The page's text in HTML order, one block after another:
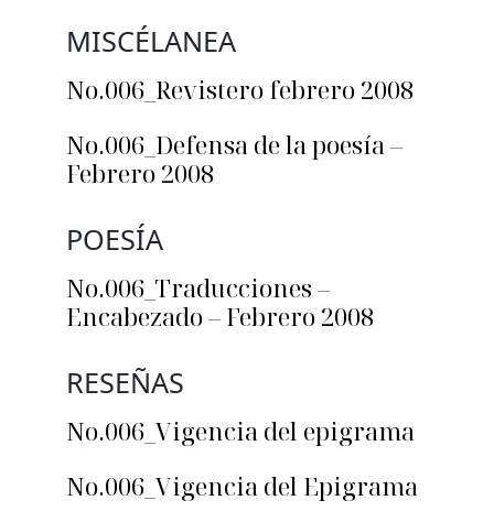
MISCÉLANEA
No.006_Revistero febrero 2008
No.006_Defensa de la poesía –
Febrero 2008
POESÍA
No.006_Traducciones –
Encabezado – Febrero 2008
RESEÑAS
No.006_Vigencia del epigrama
No.006_Vigencia del Epigrama